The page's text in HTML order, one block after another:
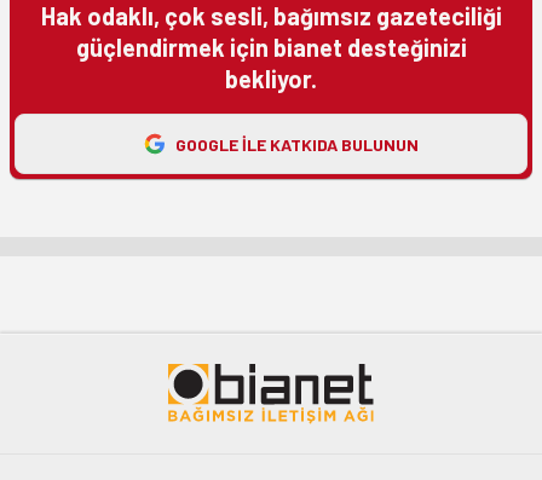
Hak odaklı, çok sesli, bağımsız gazeteciliği
güçlendirmek için bianet desteğinizi
bekliyor.
GOOGLE ILE KATKIDA BULUNUN